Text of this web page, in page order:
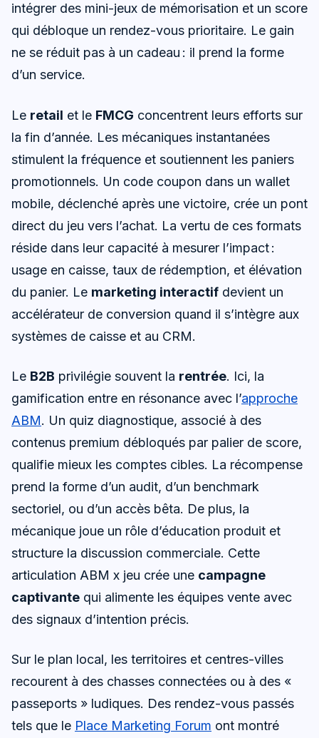
intégrer des mini-jeux de mémorisation et un score
qui débloque un rendez-vous prioritaire. Le gain
ne se réduit pas à un cadeau : il prend la forme
d’un service.
Le retail et le FMCG concentrent leurs efforts sur
la fin d’année. Les mécaniques instantanées
stimulent la fréquence et soutiennent les paniers
promotionnels. Un code coupon dans un wallet
mobile, déclenché après une victoire, crée un pont
direct du jeu vers l’achat. La vertu de ces formats
réside dans leur capacité à mesurer l’impact :
usage en caisse, taux de rédemption, et élévation
du panier. Le marketing interactif devient un
accélérateur de conversion quand il s’intègre aux
systèmes de caisse et au CRM.
Le B2B privilégie souvent la rentrée. Ici, la
gamification entre en résonance avec l’approche
ABM. Un quiz diagnostique, associé à des
contenus premium débloqués par palier de score,
qualifie mieux les comptes cibles. La récompense
prend la forme d’un audit, d’un benchmark
sectoriel, ou d’un accès bêta. De plus, la
mécanique joue un rôle d’éducation produit et
structure la discussion commerciale. Cette
articulation ABM x jeu crée une campagne
captivante qui alimente les équipes vente avec
des signaux d’intention précis.
Sur le plan local, les territoires et centres-villes
recourent à des chasses connectées ou à des «
passeports » ludiques. Des rendez-vous passés
tels que le Place Marketing Forum ont montré